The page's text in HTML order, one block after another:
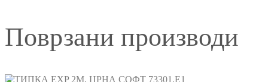
Поврзани производи